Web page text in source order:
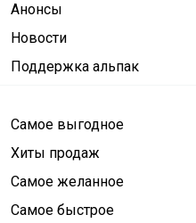
Анонсы
Новости
Поддержка альпак
Самое выгодное
Хиты продаж
Самое желанное
Самое быстрое